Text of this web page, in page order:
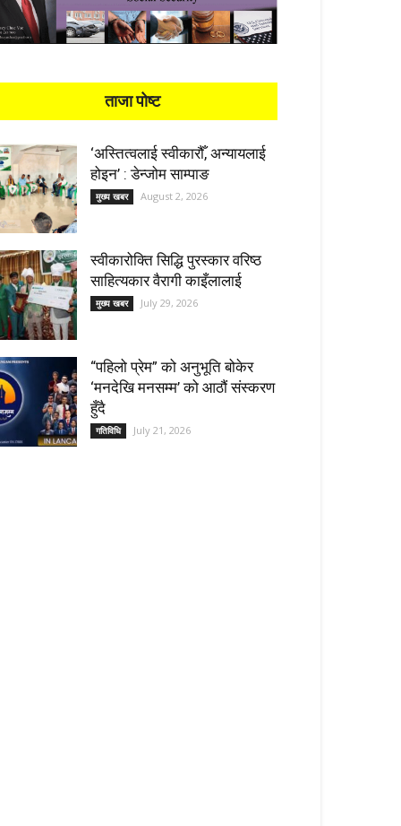
ताजा पोष्ट
‘अस्तित्वलाई स्वीकारौँ, अन्यायलाई
होइन’ : डेन्जोम साम्पाङ
मुख्य खबर August 2, 2026
स्वीकारोक्ति सिद्धि पुरस्कार वरिष्ठ
साहित्यकार वैरागी काइँलालाई
मुख्य खबर July 29, 2026
“पहिलो प्रेम” को अनुभूति बोकेर
‘मनदेखि मनसम्म’ को आठौं संस्करण
हुँदै
गतिविधि July 21, 2026